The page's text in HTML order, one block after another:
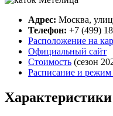
Адрес: Москва,
Телефон: +7 (499)
Расположение на
Официальный сайт
Стоимость (сезон
Расписание и режим